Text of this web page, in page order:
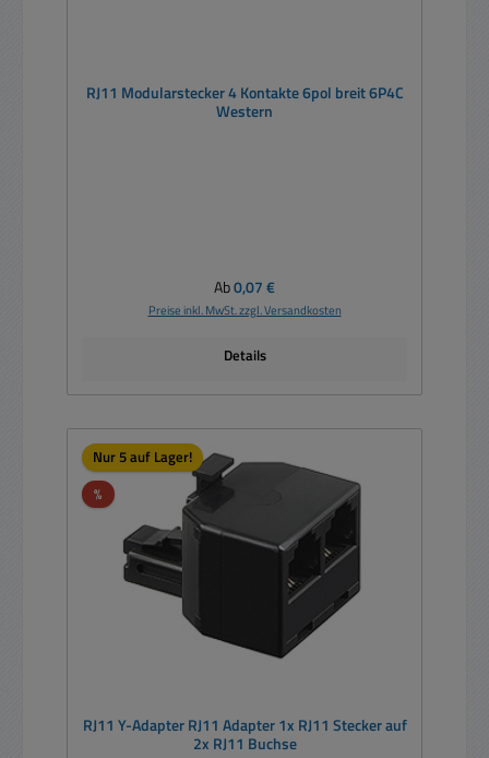
RJ11 Modularstecker 4 Kontakte 6pol breit 6P4C
Western
Regulärer Preis:
Ab0,07 €
Preise inkl. MwSt. zzgl. Versandkosten
Details
Nur 5 auf Lager!
%Rabatt
RJ11 Y-Adapter RJ11 Adapter 1x RJ11 Stecker auf
2x RJ11 Buchse